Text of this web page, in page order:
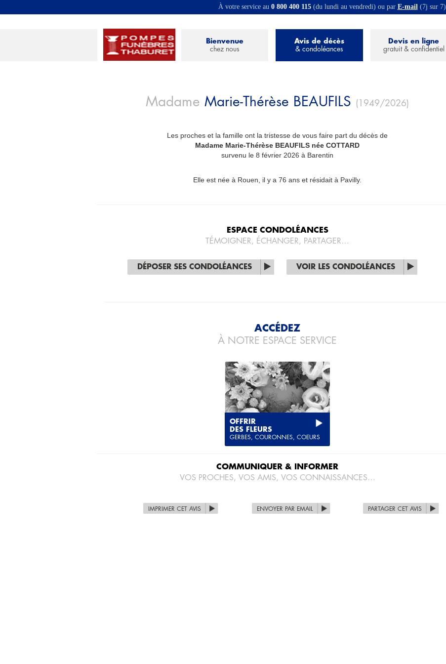
À votre service au 0 800 400 115(du lundi au vendredi) ou par E-mail(7j sur 7)
Bienvenue
chez nous
Avis de décès
& condoléances
Devis en ligne
gratuit & confidentiel
Madame Marie-Thérèse BEAUFILS (1949/2026)
Les proches et la famille ont la tristesse de vous faire part du décès de
Madame Marie-Thérèse BEAUFILS née COTTARD
survenu le 8 février 2026 à Barentin
Elle est née à Rouen, il y a 76 ans et résidait à Pavilly.
ESPACE CONDOLÉANCES
TÉMOIGNER, ÉCHANGER, PARTAGER…
DÉPOSER SES CONDOLÉANCES VOIR LES CONDOLÉANCES
ACCÉDEZ
À NOTRE ESPACE SERVICE
OFFRIR
DES FLEURS
GERBES, COURONNES, COEURS
COMMUNIQUER & INFORMER
VOS PROCHES, VOS AMIS, VOS CONNAISSANCES…
IMPRIMER CET AVIS ENVOYER PAR EMAIL PARTAGER CET AVIS